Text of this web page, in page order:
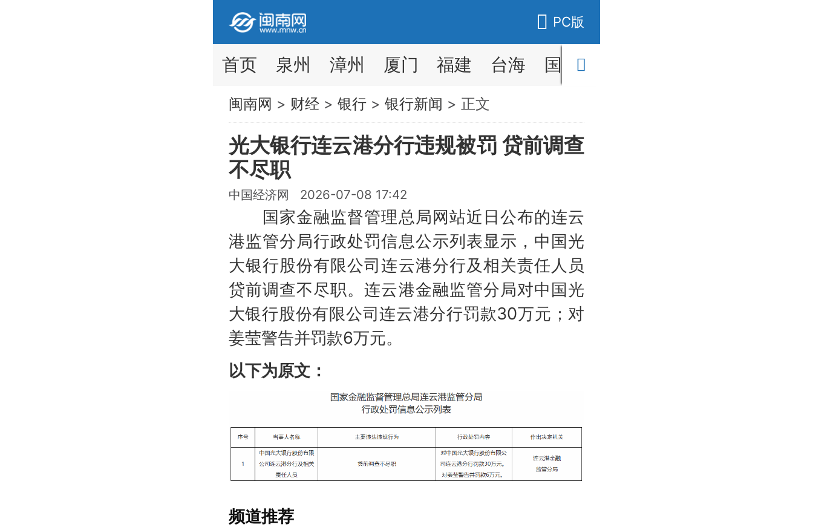
PC版
首页 泉州 漳州 厦门 福建 台海 国内
闽南网 > 财经> 银行> 银行新闻 > 正文
光大银行连云港分行违规被罚 贷前调查
不尽职
中国经济网 2026-07-08 17:42
国家金融监督管理总局网站近日公布的连云
港监管分局行政处罚信息公示列表显示，中国光
大银行股份有限公司连云港分行及相关责任人员
贷前调查不尽职。连云港金融监管分局对中国光
大银行股份有限公司连云港分行罚款30万元；对
姜莹警告并罚款6万元。
以下为原文：
频道推荐